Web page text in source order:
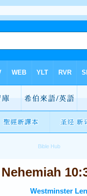
Nehemiah
Westminster